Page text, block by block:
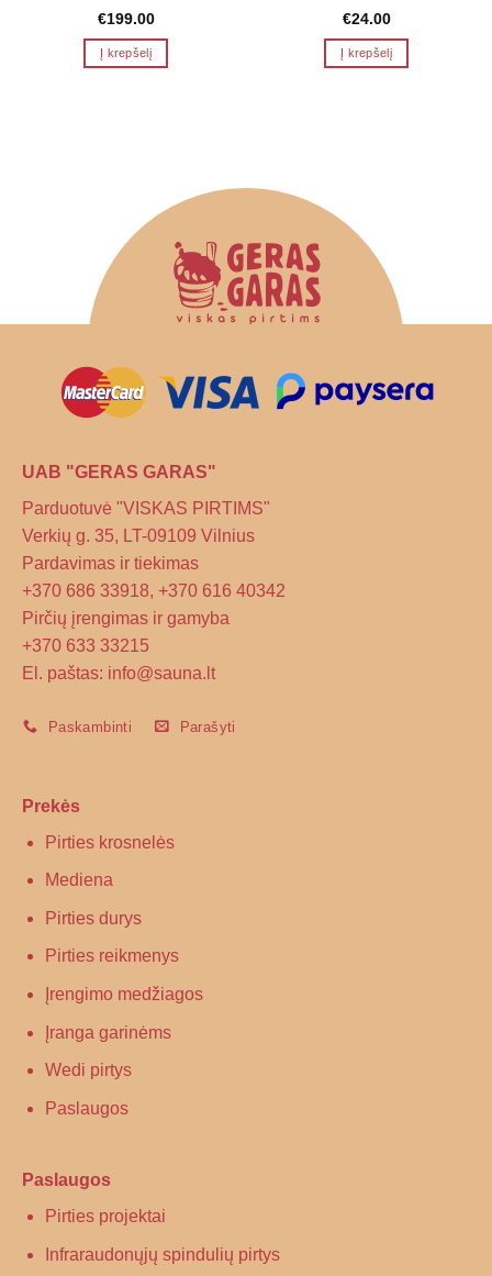
€199.00
Į krepšelį
€24.00
Į krepšelį
UAB "GERAS GARAS"
Parduotuvė "VISKAS PIRTIMS"
Verkių g. 35, LT-09109 Vilnius
Pardavimas ir tiekimas
+370 686 33918, +370 616 40342
Pirčių įrengimas ir gamyba
+370 633 33215
El. paštas: info@sauna.lt
Paskambinti Parašyti
Prekės
Pirties krosnelės
Mediena
Pirties durys
Pirties reikmenys
Įrengimo medžiagos
Įranga garinėms
Wedi pirtys
Paslaugos
Paslaugos
Pirties projektai
Infraraudonųjų spindulių pirtys